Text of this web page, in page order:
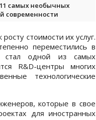
самых необычных
современности
стоимости их услуг.
переместились в
одной из самых
R&D-центры многих
технологические
которые в свое
для иностранных